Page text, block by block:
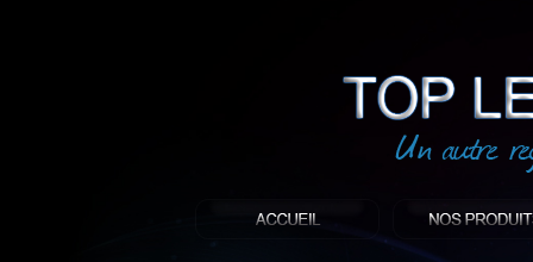
: Top led world
Produit décoratif led
Objet publicitaire led